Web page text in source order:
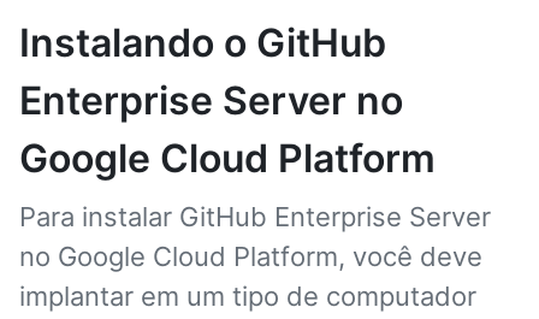
Instalando o GitHub
Enterprise Server no
Google Cloud Platform
Para instalar GitHub Enterprise Server
no Google Cloud Platform, você deve
implantar em um tipo de computador